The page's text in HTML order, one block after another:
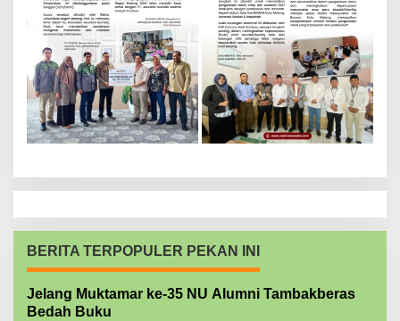
BERITA TERPOPULER PEKAN INI
Jelang Muktamar ke-35 NU Alumni Tambakberas
Bedah Buku